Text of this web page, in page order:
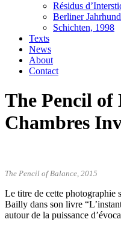
Résidus
Berliner
Schichten, 1998
Texts
News
About
Contact
The Pencil of
Chambres
The Pencil of Balance, 2015
Le titre de cette photographie
Bailly dans son livre
autour de la puissance